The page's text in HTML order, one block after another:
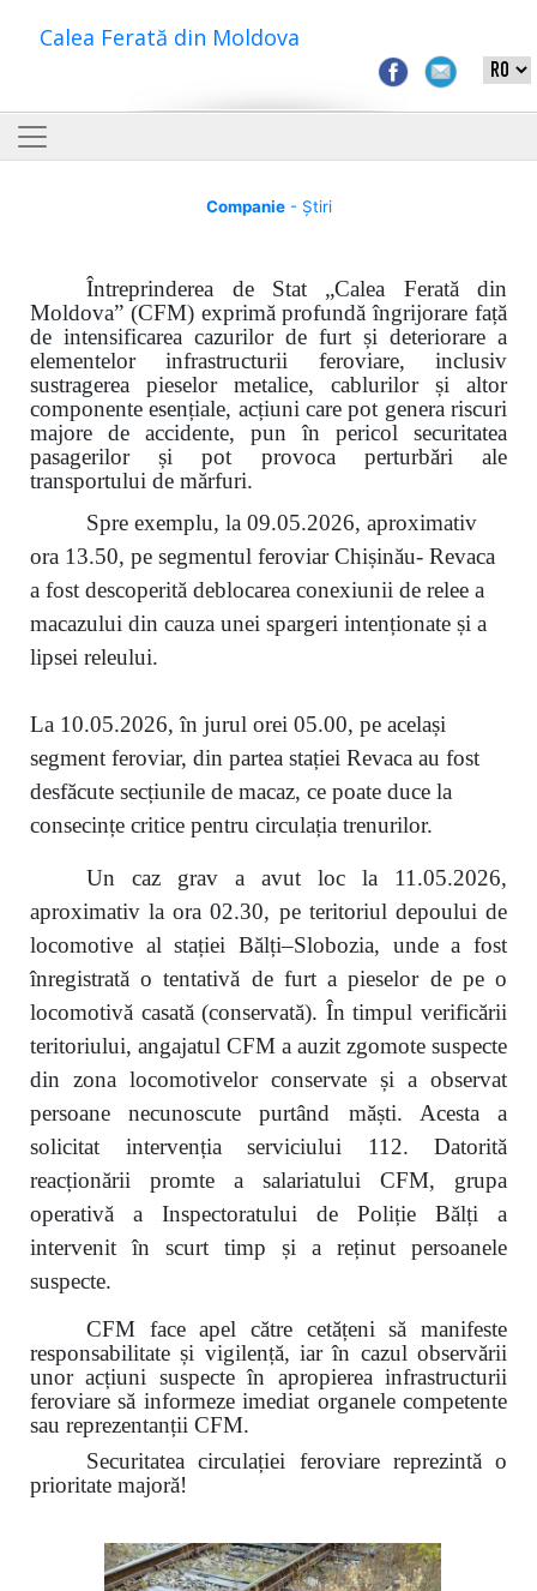
Calea Ferată din Moldova
Companie- Știri
Întreprinderea de Stat „Calea Ferată din
Moldova” (CFM) exprimă profundă îngrijorare față
de intensificarea cazurilor de furt și deteriorare a
elementelor infrastructurii feroviare, inclusiv
sustragerea pieselor metalice, cablurilor și altor
componente esențiale, acțiuni care pot genera riscuri
majore de accidente, pun în pericol securitatea
pasagerilor și pot provoca perturbări ale
transportului de mărfuri.
Spre exemplu, la 09.05.2026, aproximativ
ora 13.50, pe segmentul feroviar Chișinău- Revaca
a fost descoperită deblocarea conexiunii de relee a
macazului din cauza unei spargeri intenționate și a
lipsei releului.
La 10.05.2026, în jurul orei 05.00, pe același
segment feroviar, din partea stației Revaca au fost
desfăcute secțiunile de macaz, ce poate duce la
consecințe critice pentru circulația trenurilor.
Un caz grav a avut loc la 11.05.2026,
aproximativ la ora 02.30, pe teritoriul depoului de
locomotive al stației Bălți–Slobozia, unde a fost
înregistrată o tentativă de furt a pieselor de pe o
locomotivă casată (conservată). În timpul verificării
teritoriului, angajatul CFM a auzit zgomote suspecte
din zona locomotivelor conservate și a observat
persoane necunoscute purtând măști. Acesta a
solicitat intervenția serviciului 112. Datorită
reacționării promte a salariatului CFM, grupa
operativă a Inspectoratului de Poliție Bălți a
intervenit în scurt timp și a reținut persoanele
suspecte.
CFM face apel către cetățeni să manifeste
responsabilitate și vigilență, iar în cazul observării
unor acțiuni suspecte în apropierea infrastructurii
feroviare să informeze imediat organele competente
sau reprezentanții CFM.
Securitatea circulației feroviare reprezintă o
prioritate majoră!